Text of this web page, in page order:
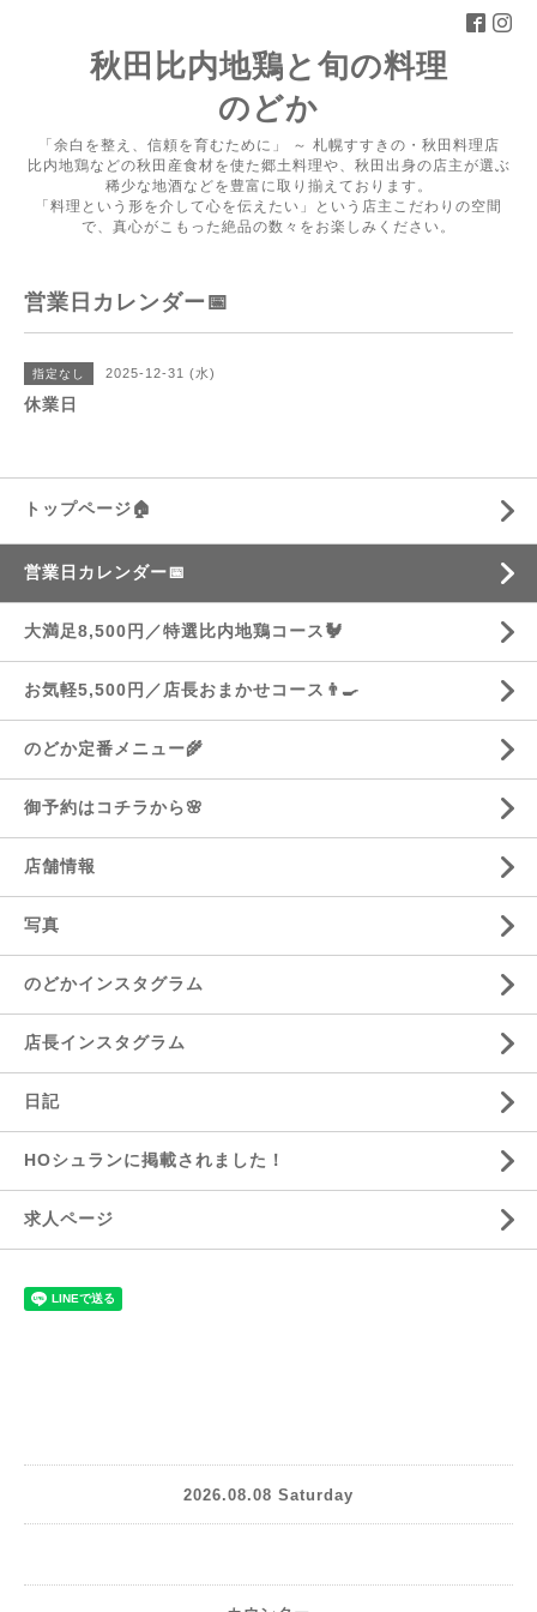
秋田比内地鶏と旬の料理
のどか
「余白を整え、信頼を育むために」 ～ 札幌すすきの・秋田料理店
比内地鶏などの秋田産食材を使た郷土料理や、秋田出身の店主が選ぶ
稀少な地酒などを豊富に取り揃えております。
「料理という形を介して心を伝えたい」という店主こだわりの空間
で、真心がこもった絶品の数々をお楽しみください。
営業日カレンダー📅
指定なし 2025-12-31 (水)
休業日
トップページ🏠
営業日カレンダー📅
大満足8,500円／特選比内地鶏コース🐓
お気軽5,500円／店長おまかせコース👨‍🍳
のどか定番メニュー🌾
御予約はコチラから🌸
店舗情報
写真
のどかインスタグラム
店長インスタグラム
日記
HOシュランに掲載されました！
求人ページ
2026.08.08 Saturday